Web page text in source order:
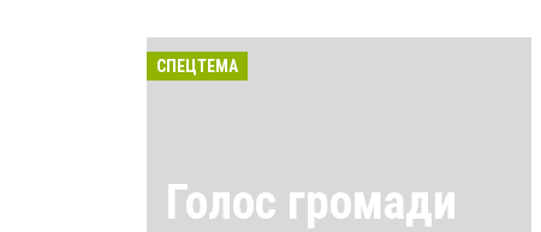
СПЕЦТЕМА
Голос громади